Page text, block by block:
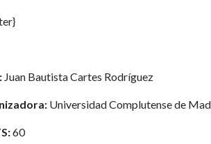
Juan Bautista Cartes Rodríguez
Universidad Complutense de
60